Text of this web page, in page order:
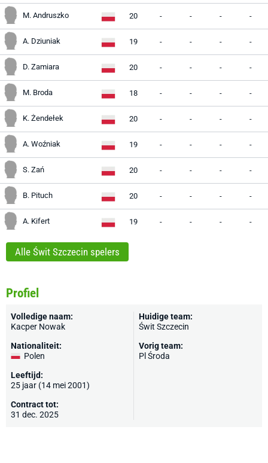
M. Andruszko 20 - - - -
A. Dziuniak 19 - - - -
D. Zamiara 20 - - - -
M. Broda 18 - - - -
K. Żendełek 20 - - - -
A. Woźniak 19 - - - -
S. Zań 20 - - - -
B. Pituch 20 - - - -
A. Kifert 19 - - - -
Alle Świt Szczecin spelers
Profiel
Volledige naam:
Kacper Nowak
Nationaliteit:
Polen
Leeftijd:
25 jaar (14 mei 2001)
Contract tot:
31 dec. 2025
Huidige team:
Świt Szczecin
Vorig team:
Pl Środa